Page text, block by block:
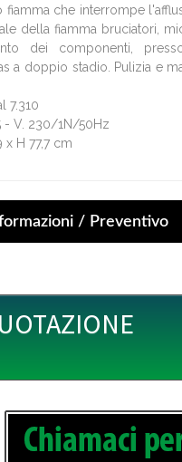
fiamma che interrompe
della fiamma bruciatori,
dei componenti,
a doppio stadio. Pulizia e
7.310
- V. 230/1N/50Hz
x H 77,7 cm